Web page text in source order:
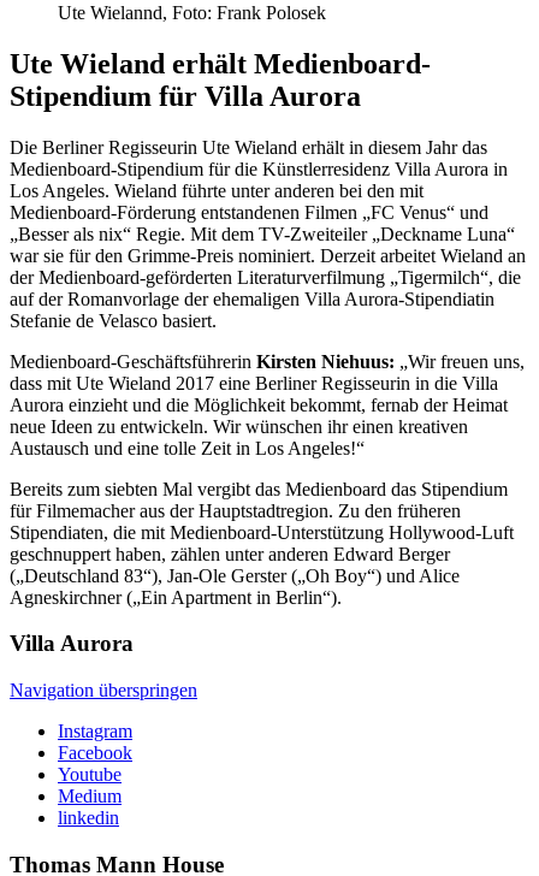
Ute Wielannd, Foto: Frank Polosek
Ute Wieland erhält Medienboard-
Stipendium für Villa Aurora
Die Berliner Regisseurin Ute Wieland erhält in diesem Jahr das
Medienboard-Stipendium für die Künstlerresidenz Villa Aurora in
Los Angeles. Wieland führte unter anderen bei den mit
Medienboard-Förderung entstandenen Filmen „FC Venus“ und
„Besser als nix“ Regie. Mit dem TV-Zweiteiler „Deckname Luna“
war sie für den Grimme-Preis nominiert. Derzeit arbeitet Wieland an
der Medienboard-geförderten Literaturverfilmung „Tigermilch“, die
auf der Romanvorlage der ehemaligen Villa Aurora-Stipendiatin
Stefanie de Velasco basiert.
Medienboard-Geschäftsführerin Kirsten Niehuus: „Wir freuen uns,
dass mit Ute Wieland 2017 eine Berliner Regisseurin in die Villa
Aurora einzieht und die Möglichkeit bekommt, fernab der Heimat
neue Ideen zu entwickeln. Wir wünschen ihr einen kreativen
Austausch und eine tolle Zeit in Los Angeles!“
Bereits zum siebten Mal vergibt das Medienboard das Stipendium
für Filmemacher aus der Hauptstadtregion. Zu den früheren
Stipendiaten, die mit Medienboard-Unterstützung Hollywood-Luft
geschnuppert haben, zählen unter anderen Edward Berger
(„Deutschland 83“), Jan-Ole Gerster („Oh Boy“) und Alice
Agneskirchner („Ein Apartment in Berlin“).
VillaAurora
Navigation überspringen
Instagram
Facebook
Youtube
Medium
linkedin
Thomas Mann House